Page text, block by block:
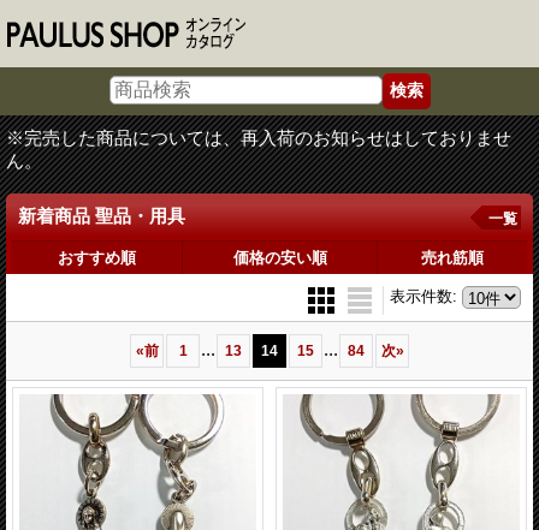
※完売した商品については、再入荷のお知らせはしておりませ
ん。
新着商品 聖品・用具 一覧
おすすめ順 価格の安い順 売れ筋順
表示件数:
«前 1 ... 13 14 15 ... 84 次»